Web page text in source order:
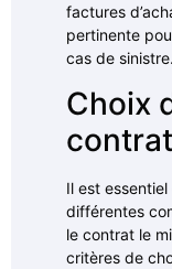
factures
pertinente
cas de sinistre.
Choix
contrat
Il est
différentes
le contrat le
critères de